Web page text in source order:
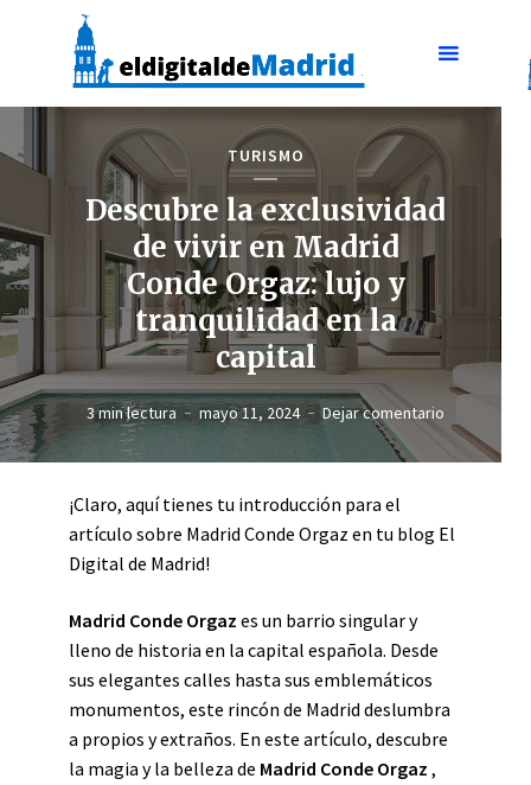
TURISMO
Descubre la exclusividad
de vivir en Madrid
Conde Orgaz: lujo y
tranquilidad en la
capital
3 min lectura mayo 11, 2024 Dejar comentario
¡Claro, aquí tienes tu introducción para el
artículo sobre Madrid Conde Orgaz en tu blog El
Digital de Madrid!
Madrid Conde Orgaz es un barrio singular y
lleno de historia en la capital española. Desde
sus elegantes calles hasta sus emblemáticos
monumentos, este rincón de Madrid deslumbra
a propios y extraños. En este artículo, descubre
la magia y la belleza de Madrid Conde Orgaz ,